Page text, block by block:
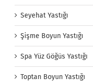
Seyehat Yastığı
Şişme Boyun Yastığı
Spa Yüz Göğüs Yastığı
Toptan Boyun Yastığı